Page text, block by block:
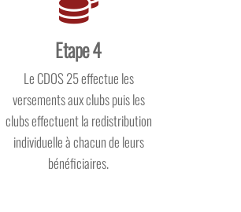
Etape 4
Le CDOS 25 effectue les
versements aux clubs puis les
clubs effectuent la redistribution
individuelle à chacun de leurs
bénéficiaires.